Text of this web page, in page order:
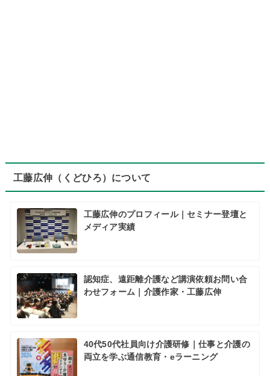
工藤広伸（くどひろ）について
工藤広伸のプロフィール｜セミナー登壇と
メディア実績
認知症、遠距離介護など講演依頼お問い合
わせフォーム｜介護作家・工藤広伸
40代50代社員向け介護研修｜仕事と介護の
両立を学ぶ通信教育・eラーニング